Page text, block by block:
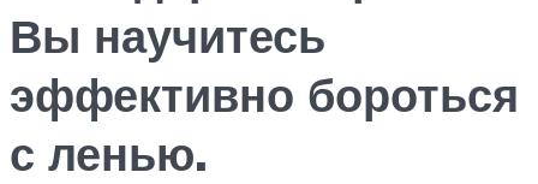
Вы научитесь
эффективно бороться
с ленью.